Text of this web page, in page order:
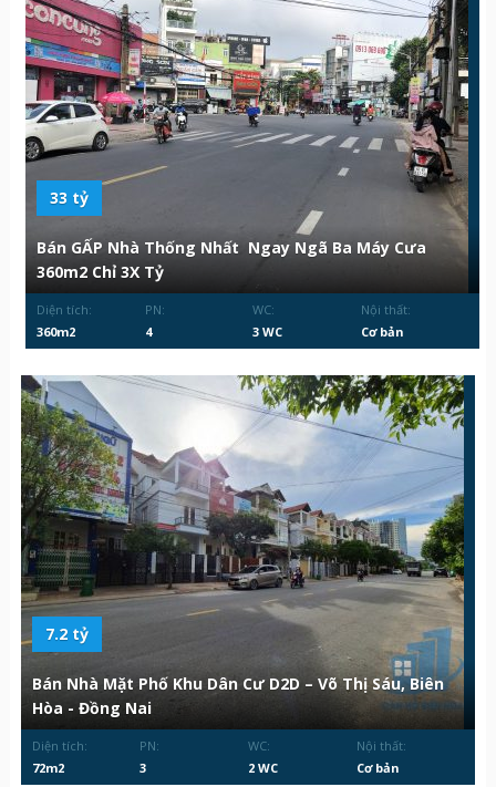
33 tỷ
Bán GẤP Nhà Thống Nhất Ngay Ngã Ba Máy Cưa
360m2 Chỉ 3X Tỷ
Diện tích:
360m2
PN:
4
WC:
3 WC
Nội thất:
Cơ bản
7.2 tỷ
Bán Nhà Mặt Phố Khu Dân Cư D2D – Võ Thị Sáu, Biên
Hòa - Đồng Nai
Diện tích:
72m2
PN:
3
WC:
2 WC
Nội thất:
Cơ bản